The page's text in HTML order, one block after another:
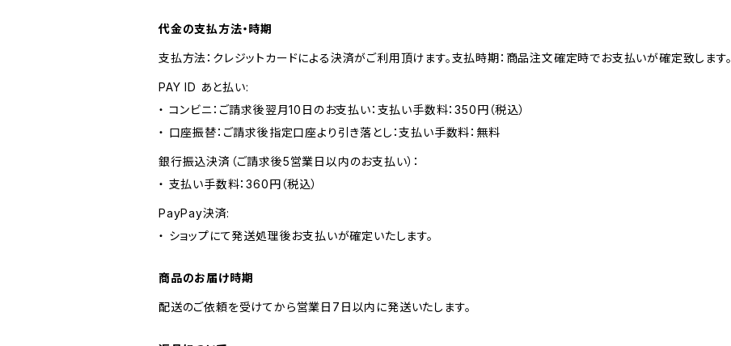
代金の支払方法・時期
支払方法：クレジットカードによる決済がご利用頂けます。支払時期：商品注文確定時でお支払いが確定致します。
PAY ID あと払い:
・ コンビニ：ご請求後翌月10日のお支払い：支払い手数料：350円（税込）
・ 口座振替：ご請求後指定口座より引き落とし：支払い手数料：無料
銀行振込決済（ご請求後5営業日以内のお支払い）：
・ 支払い手数料：360円（税込）
PayPay決済:
・ ショップにて発送処理後お支払いが確定いたします。
商品のお届け時期
配送のご依頼を受けてから営業日7日以内に発送いたします。